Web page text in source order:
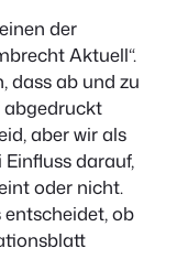
der
Aktuell“.
dass ab und zu
abgedruckt
aber wir als
darauf,
oder nicht.
ob